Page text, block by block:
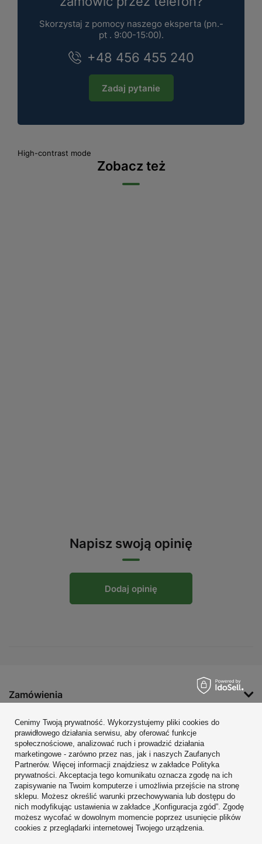
Skorzystaj z pomocy naszego eksperta (pn.-
pt . 9:00-15:00).
+48 456 455 240
Zadaj pytanie
High-contrast mode
Zobacz też
Napisz swoją opinię
Dodaj opinię
Zamówienia
Regulaminy
Zobacz również
W sklepie prezentujemy ceny brutto (z VAT).
Cenimy Twoją prywatność. Wykorzystujemy pliki cookies do
prawidłowego działania serwisu, aby oferować funkcje
społecznościowe, analizować ruch i prowadzić działania
marketingowe - zarówno przez nas, jak i naszych Zaufanych
Partnerów. Więcej informacji znajdziesz w zakładce Polityka
prywatności. Akceptacja tego komunikatu oznacza zgodę na ich
zapisywanie na Twoim komputerze i umożliwia przejście na stronę
sklepu. Możesz określić warunki przechowywania lub dostępu do
nich modyfikując ustawienia w zakładce „Konfiguracja zgód”. Zgodę
możesz wycofać w dowolnym momencie poprzez usunięcie plików
cookies z przeglądarki internetowej Twojego urządzenia.